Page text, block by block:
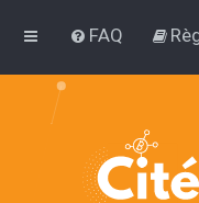
FAQ